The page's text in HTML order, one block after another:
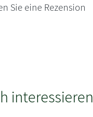
Sie eine Rezension
interessieren